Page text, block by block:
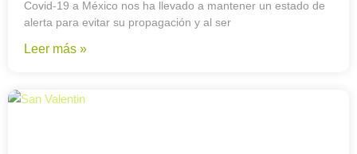
Covid-19 a México nos ha llevado a mantener un estado de
alerta para evitar su propagación y al ser
Leer más »